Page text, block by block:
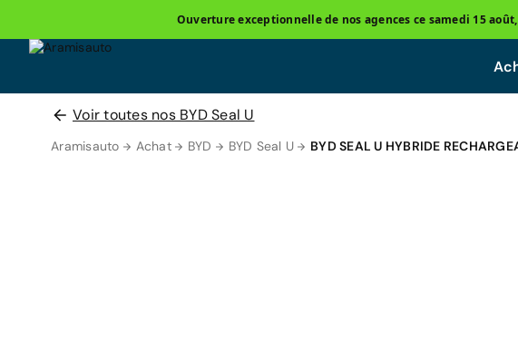
Ouverture exceptionnelle de nos agences ce samedi 15
Voir toutes nos BYD Seal U
Aramisauto Achat BYD BYD Seal U BYD SEAL U HYBRIDE